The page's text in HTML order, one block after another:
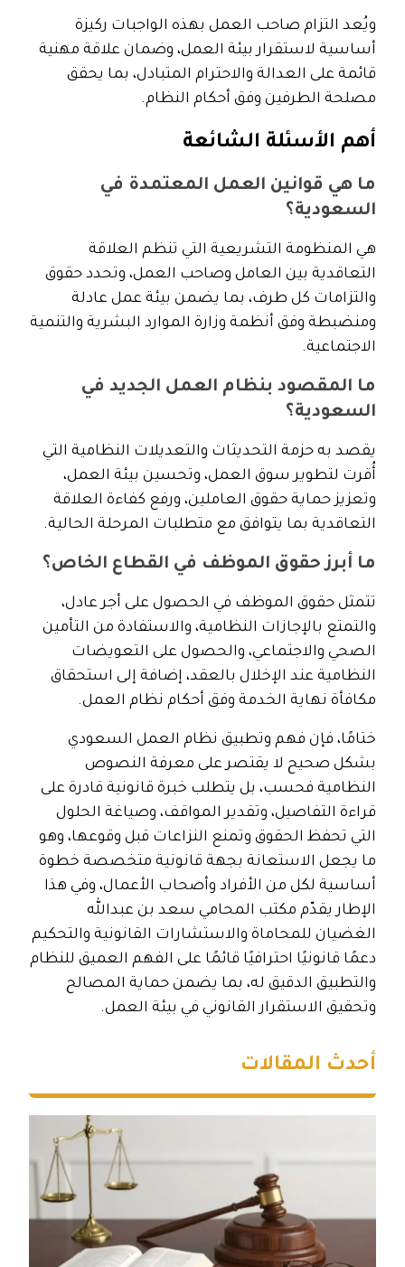
ويُعد التزام صاحب العمل بهذه الواجبات ركيزة
أساسية لاستقرار بيئة العمل، وضمان علاقة مهنية
قائمة على العدالة والاحترام المتبادل، بما يحقق
مصلحة الطرفين وفق أحكام النظام.
أهم الأسئلة الشائعة
ما هي قوانين العمل المعتمدة في
السعودية؟
هي المنظومة التشريعية التي تنظم العلاقة
التعاقدية بين العامل وصاحب العمل، وتحدد حقوق
والتزامات كل طرف، بما يضمن بيئة عمل عادلة
ومنضبطة وفق أنظمة وزارة الموارد البشرية والتنمية
الاجتماعية.
ما المقصود بنظام العمل الجديد في
السعودية؟
يقصد به حزمة التحديثات والتعديلات النظامية التي
أُقرت لتطوير سوق العمل، وتحسين بيئة العمل،
وتعزيز حماية حقوق العاملين، ورفع كفاءة العلاقة
التعاقدية بما يتوافق مع متطلبات المرحلة الحالية.
ما أبرز حقوق الموظف في القطاع الخاص؟
تتمثل حقوق الموظف في الحصول على أجر عادل،
والتمتع بالإجازات النظامية، والاستفادة من التأمين
الصحي والاجتماعي، والحصول على التعويضات
النظامية عند الإخلال بالعقد، إضافة إلى استحقاق
مكافأة نهاية الخدمة وفق أحكام نظام العمل.
ختامًا، فإن فهم وتطبيق نظام العمل السعودي
بشكل صحيح لا يقتصر على معرفة النصوص
النظامية فحسب، بل يتطلب خبرة قانونية قادرة على
قراءة التفاصيل، وتقدير المواقف، وصياغة الحلول
التي تحفظ الحقوق وتمنع النزاعات قبل وقوعها، وهو
ما يجعل الاستعانة بجهة قانونية متخصصة خطوة
أساسية لكل من الأفراد وأصحاب الأعمال، وفي هذا
الإطار يقدّم مكتب المحامي سعد بن عبدالله
الغضيان للمحاماة والاستشارات القانونية والتحكيم
دعمًا قانونيًا احترافيًا قائمًا على الفهم العميق للنظام
والتطبيق الدقيق له، بما يضمن حماية المصالح
وتحقيق الاستقرار القانوني في بيئة العمل.
أحدث المقالات